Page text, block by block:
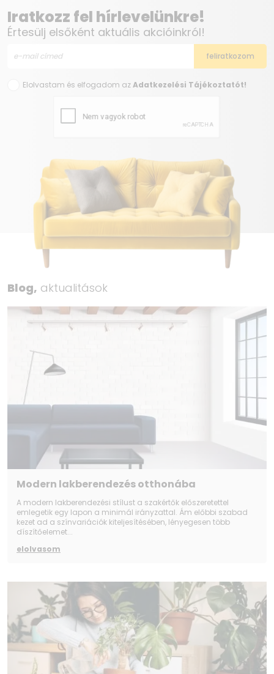
Iratkozz fel hírlevelünkre!
Értesülj elsőként aktuális akcióinkról!
Elolvastam és elfogadom azAdatkezelési Tájékoztatót!
Blog, aktualitások
Modern lakberendezés otthonába
A modern lakberendezési stílust a szakértők előszeretettel
emlegetik egy lapon a minimál irányzattal. Ám előbbi szabad
kezet ad a színvariációk kiteljesítésében, lényegesen több
díszítőelemet...
elolvasom